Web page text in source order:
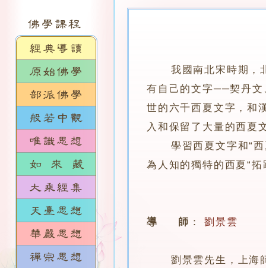
我國南北宋時期，
有自己的文字──契丹文
世的六千西夏文字，和
入和保留了大量的西夏
學習西夏文字和“西
為人知的獨特的西夏“拓
導 師 ： 劉景雲
劉景雲先生，上海師